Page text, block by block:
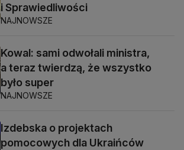
i Sprawiedliwości
NAJNOWSZE
Kowal: sami odwołali ministra,
a teraz twierdzą, że wszystko
było super
NAJNOWSZE
Izdebska o projektach
pomocowych dla Ukraińców